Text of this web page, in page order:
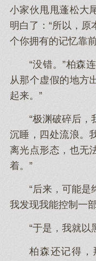
小家伙甩甩蓬松大
明白了：“所以，
个你拥有的记忆靠
“没错。”柏森
从那个虚假的地方
起来。”
“极渊破碎后，
沉睡，四处流浪。
离光点形态，也无
着。”
“后来，可能是
我发现我能控制一
“于是，我就以
柏森还记得，